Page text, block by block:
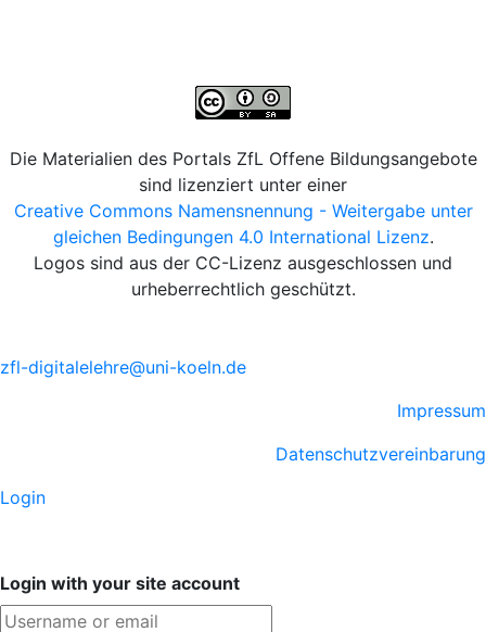
Die Materialien des Portals ZfL Offene Bildungsangebote
sind lizenziert unter einer
Creative Commons Namensnennung - Weitergabe unter
gleichen Bedingungen 4.0 International Lizenz.
Logos sind aus der CC-Lizenz ausgeschlossen und
urheberrechtlich geschützt.
zfl-digitalelehre@uni-koeln.de
Impressum
Datenschutzvereinbarung
Login
Login with your site account